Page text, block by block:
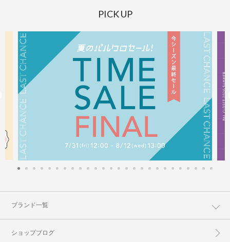
PICK UP
ブランド一覧
ショップブログ